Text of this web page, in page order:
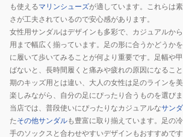
シ
ュ
ー
ズ
サ
ン
ダ
ル
も使えるマリンシューズが適しています。これらは
さが工夫されているので安心感があります。
女性用サンダルはデザインも多彩で、カジュアルか
用まで幅広く揃っています。足の形に合うかどうか
に履いて歩いてみることが何より重要です。足幅や
ばないと、長時間履くと痛みや疲れの原因になるこ
期のキッズ用とは違い、大人の女性は足のラインを
楽しみながら、自分の足にぴったり合うものを選びま
当店では、普段使いにぴったりなカジュアルなサン
たその他サンダルも豊富に取り揃えています。足の
手のソックスと合わせやすいデザインもおすすめで